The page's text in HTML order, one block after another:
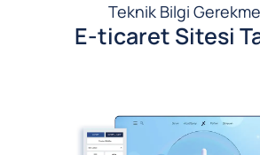
Teknik Bilgi
E-ticaret Sitesi